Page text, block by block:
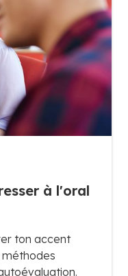
à l'oral
ton accent